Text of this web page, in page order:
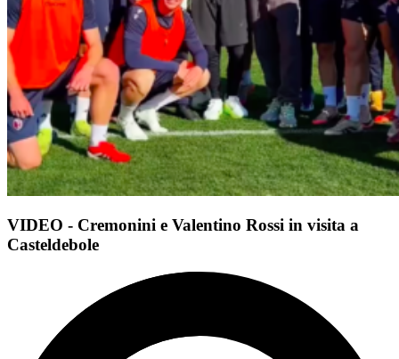
VIDEO - Cremonini e Valentino Rossi in visita a
Casteldebole